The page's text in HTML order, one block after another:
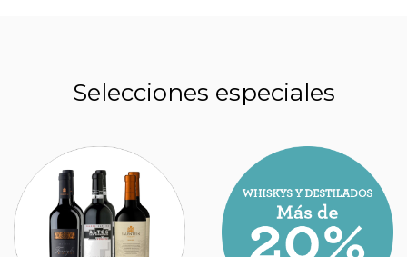
HENDIDURAS EN LAS BOTELLAS DE VINO
Selecciones especiales